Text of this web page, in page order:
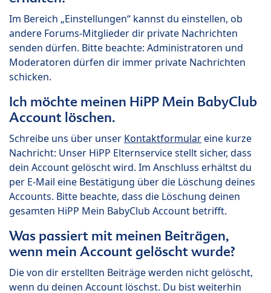
Im Bereich „Einstellungen“ kannst du einstellen, ob
andere Forums-Mitglieder dir private Nachrichten
senden dürfen. Bitte beachte: Administratoren und
Moderatoren dürfen dir immer private Nachrichten
schicken.
Ich möchte meinen HiPP Mein BabyClub
Account löschen.
Schreibe uns über unser Kontaktformulareine kurze
Nachricht: Unser HiPP Elternservice stellt sicher, dass
dein Account gelöscht wird. Im Anschluss erhältst du
per E-Mail eine Bestätigung über die Löschung deines
Accounts. Bitte beachte, dass die Löschung deinen
gesamten HiPP Mein BabyClub Account betrifft.
Was passiert mit meinen Beiträgen,
wenn mein Account gelöscht wurde?
Die von dir erstellten Beiträge werden nicht gelöscht,
wenn du deinen Account löschst. Du bist weiterhin